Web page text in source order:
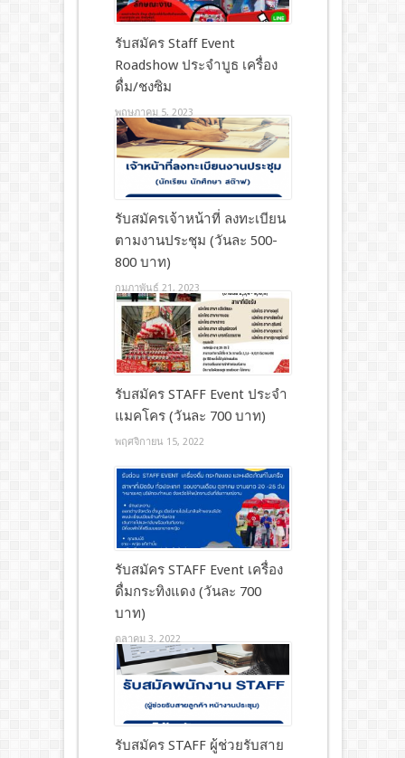
รับสมัคร Staff Event
Roadshow ประจำบูธ เครื่อง
ดื่ม/ชงซิม
พฤษภาคม 5, 2023
รับสมัครเจ้าหน้าที่ ลงทะเบียน
ตามงานประชุม (วันละ 500-
800 บาท)
กุมภาพันธ์ 21, 2023
รับสมัคร STAFF Event ประจำ
แมคโคร (วันละ 700 บาท)
พฤศจิกายน 15, 2022
รับสมัคร STAFF Event เครื่อง
ดื่มกระทิงแดง (วันละ 700
บาท)
ตุลาคม 3, 2022
รับสมัคร STAFF ผู้ช่วยรับสาย